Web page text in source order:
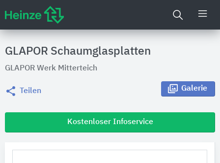
GLAPOR Schaumglasplatten
GLAPOR Werk Mitterteich
Teilen Galerie
Kostenloser Infoservice